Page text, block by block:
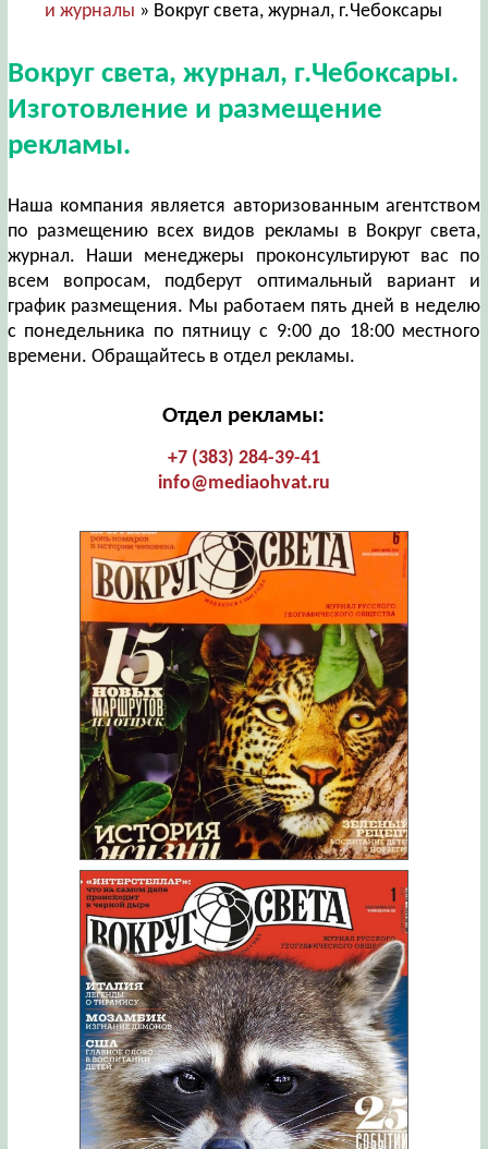
и журналы » Вокруг света, журнал, г.Чебоксары
Вокруг света, журнал, г.Чебоксары.
Изготовление и размещение
рекламы.
Наша компания является авторизованным агентством
по размещению всех видов рекламы в Вокруг света,
журнал. Наши менеджеры проконсультируют вас по
всем вопросам, подберут оптимальный вариант и
график размещения. Мы работаем пять дней в неделю
с понедельника по пятницу с 9:00 до 18:00 местного
времени. Обращайтесь в отдел рекламы.
Отдел рекламы:
+7 (383) 284-39-41
info@mediaohvat.ru